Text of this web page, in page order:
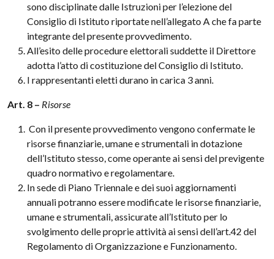
sono disciplinate dalle Istruzioni per l’elezione del
Consiglio di Istituto riportate nell’allegato A che fa parte
integrante del presente provvedimento.
All’esito delle procedure elettorali suddette il Direttore
adotta l’atto di costituzione del Consiglio di Istituto.
I rappresentanti eletti durano in carica 3 anni.
Art. 8 – Risorse
Con il presente provvedimento vengono confermate le
risorse finanziarie, umane e strumentali in dotazione
dell’Istituto stesso, come operante ai sensi del previgente
quadro normativo e regolamentare.
In sede di Piano Triennale e dei suoi aggiornamenti
annuali potranno essere modificate le risorse finanziarie,
umane e strumentali, assicurate all’Istituto per lo
svolgimento delle proprie attività ai sensi dell’art.42 del
Regolamento di Organizzazione e Funzionamento.